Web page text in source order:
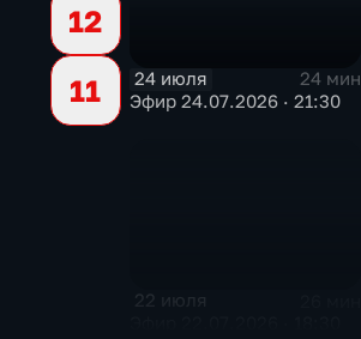
12
11
24 июля
24 мин
Эфир 24.07.2026 · 21:30
22 июля